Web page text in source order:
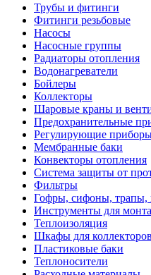
Трубы и фитинги
Фитинги резьбовые
Насосы
Насосные группы
Радиаторы отопления
Водонагреватели
Бойлеры
Коллекторы
Шаровые краны и
Предохранительные
Регулирующие
Мембранные баки
Конвекторы отопления
Система защиты от
Фильтры
Гофры, сифоны, трапы,
Инструменты для
Теплоизоляция
Шкафы для коллекторов
Пластиковые баки
Теплоносители